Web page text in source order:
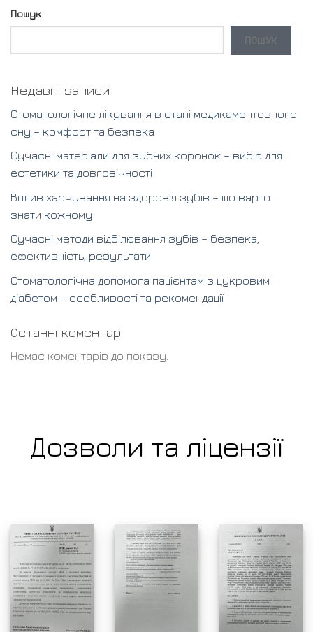
Пошук
ПОШУК
Недавні записи
Стоматологічне лікування в стані медикаментозного
сну – комфорт та безпека
Сучасні матеріали для зубних коронок – вибір для
естетики та довговічності
Вплив харчування на здоров’я зубів – що варто
знати кожному
Сучасні методи відбілювання зубів – безпека,
ефективність, результати
Стоматологічна допомога пацієнтам з цукровим
діабетом – особливості та рекомендації
Останні коментарі
Немає коментарів до показу.
Дозволи та ліцензії